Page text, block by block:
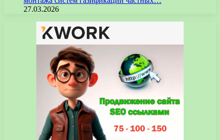
27.03.2026